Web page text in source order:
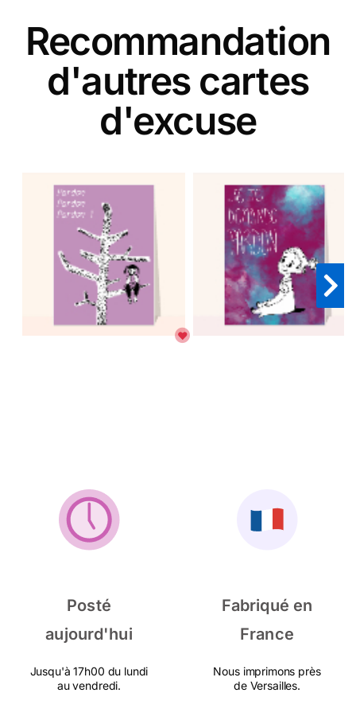
Recommandation
d'autres cartes
d'excuse
Posté
aujourd'hui
Jusqu'à 17h00 du lundi
au vendredi.
Fabriqué en
France
Nous imprimons près
de Versailles.